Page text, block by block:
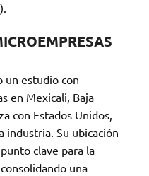
un estudio con
en Mexicali, Baja
con Estados Unidos,
industria. Su ubicación
clave para la
una